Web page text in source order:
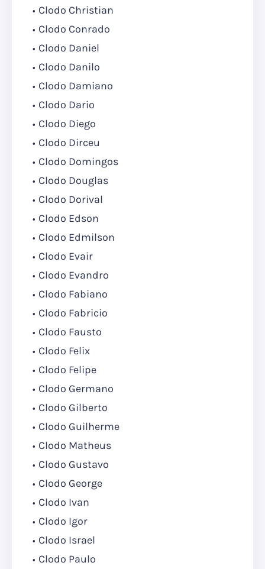
Clodo Christian
Clodo Conrado
Clodo Daniel
Clodo Danilo
Clodo Damiano
Clodo Dario
Clodo Diego
Clodo Dirceu
Clodo Domingos
Clodo Douglas
Clodo Dorival
Clodo Edson
Clodo Edmilson
Clodo Evair
Clodo Evandro
Clodo Fabiano
Clodo Fabricio
Clodo Fausto
Clodo Felix
Clodo Felipe
Clodo Germano
Clodo Gilberto
Clodo Guilherme
Clodo Matheus
Clodo Gustavo
Clodo George
Clodo Ivan
Clodo Igor
Clodo Israel
Clodo Paulo